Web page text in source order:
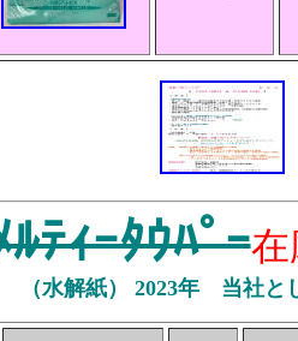
ﾙﾃｨｰﾀｳﾊﾟｰ在
（水解紙） 2023年 当社